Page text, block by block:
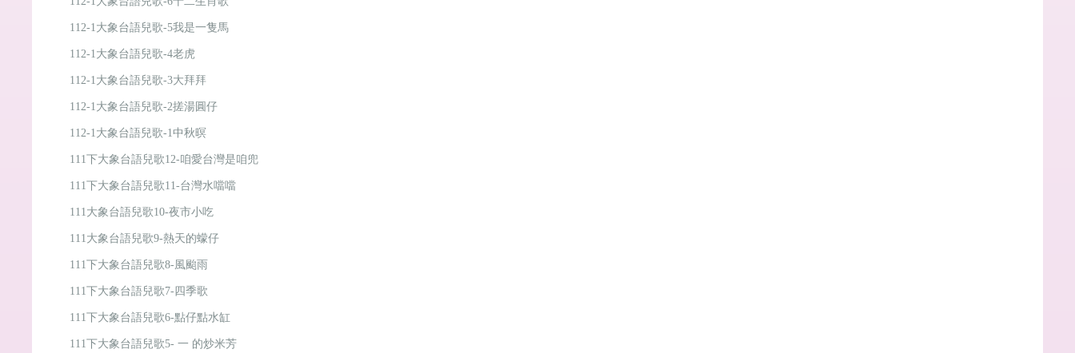
112-1大象台語兒歌-5我是一隻馬
112-1大象台語兒歌-4老虎
112-1大象台語兒歌-3大拜拜
112-1大象台語兒歌-2搓湯圓仔
112-1大象台語兒歌-1中秋暝
111下大象台語兒歌12-咱愛台灣是咱兜
111下大象台語兒歌11-台灣水噹噹
111大象台語兒歌10-夜市小吃
111大象台語兒歌9-熱天的蠓仔
111下大象台語兒歌8-風颱雨
111下大象台語兒歌7-四季歌
111下大象台語兒歌6-點仔點水缸
111下大象台語兒歌5- 一 的炒米芳